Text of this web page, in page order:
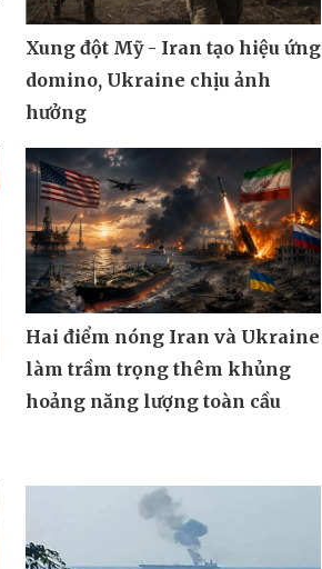
Xung đột Mỹ - Iran tạo hiệu ứng
domino, Ukraine chịu ảnh
hưởng
Hai điểm nóng Iran và Ukraine
làm trầm trọng thêm khủng
hoảng năng lượng toàn cầu